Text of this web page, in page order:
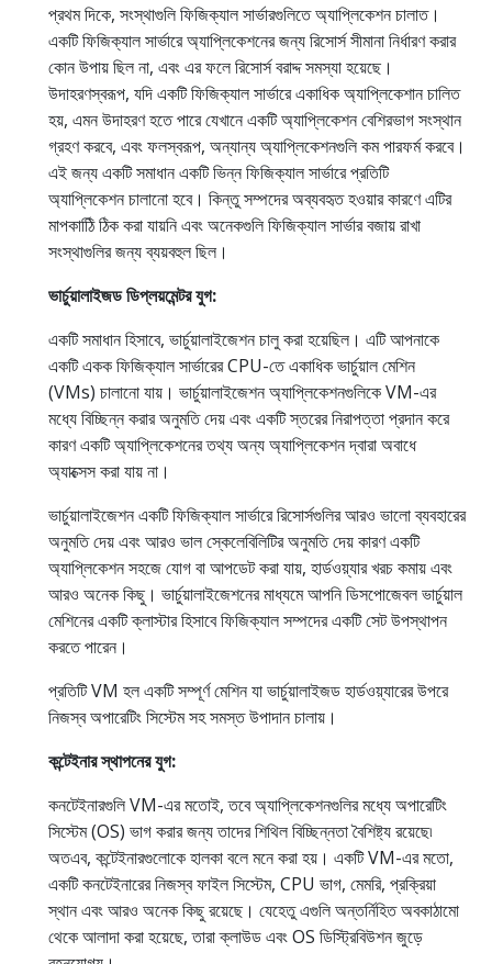
প্রথম দিকে, সংস্থাগুলি ফিজিক্যাল সার্ভারগুলিতে অ্যাপ্লিকেশন চালাত।
একটি ফিজিক্যাল সার্ভারে অ্যাপ্লিকেশনের জন্য রিসোর্স সীমানা নির্ধারণ করার
কোন উপায় ছিল না, এবং এর ফলে রিসোর্স বরাদ্দ সমস্যা হয়েছে।
উদাহরণস্বরূপ, যদি একটি ফিজিক্যাল সার্ভারে একাধিক অ্যাপ্লিকেশান চালিত
হয়, এমন উদাহরণ হতে পারে যেখানে একটি অ্যাপ্লিকেশন বেশিরভাগ সংস্থান
গ্রহণ করবে, এবং ফলস্বরূপ, অন্যান্য অ্যাপ্লিকেশনগুলি কম পারফর্ম করবে।
এই জন্য একটি সমাধান একটি ভিন্ন ফিজিক্যাল সার্ভারে প্রতিটি
অ্যাপ্লিকেশন চালানো হবে। কিন্তু সম্পদের অব্যবহৃত হওয়ার কারণে এটির
মাপকাঠিি ঠিক করা যায়নি এবং অনেকগুলি ফিজিক্যাল সার্ভার বজায় রাখা
সংস্থাগুলির জন্য ব্যয়বহুল ছিল।
ভার্চুয়ালাইজড ডিপ্লয়মেন্টর যুগ:
একটি সমাধান হিসাবে, ভার্চুয়ালাইজেশন চালু করা হয়েছিল। এটি আপনাকে
একটি একক ফিজিক্যাল সার্ভারের CPU-তে একাধিক ভার্চুয়াল মেশিন
(VMs) চালানো যায়। ভার্চুয়ালাইজেশন অ্যাপ্লিকেশনগুলিকে VM-এর
মধ্যে বিচ্ছিন্ন করার অনুমতি দেয় এবং একটি স্তরের নিরাপত্তা প্রদান করে
কারণ একটি অ্যাপ্লিকেশনের তথ্য অন্য অ্যাপ্লিকেশন দ্বারা অবাধে
অ্যাক্সেস করা যায় না।
ভার্চুয়ালাইজেশন একটি ফিজিক্যাল সার্ভারে রিসোর্সগুলির আরও ভালো ব্যবহারের
অনুমতি দেয় এবং আরও ভাল স্কেলেবিলিটির অনুমতি দেয় কারণ একটি
অ্যাপ্লিকেশন সহজে যোগ বা আপডেট করা যায়, হার্ডওয়্যার খরচ কমায় এবং
আরও অনেক কিছু। ভার্চুয়ালাইজেশনের মাধ্যমে আপনি ডিসপোজেবল ভার্চুয়াল
মেশিনের একটি ক্লাস্টার হিসাবে ফিজিক্যাল সম্পদের একটি সেট উপস্থাপন
করতে পারেন।
প্রতিটি VM হল একটি সম্পূর্ণ মেশিন যা ভার্চুয়ালাইজড হার্ডওয়্যারের উপরে
নিজস্ব অপারেটিং সিস্টেম সহ সমস্ত উপাদান চালায়।
কন্টেইনার স্থাপনের যুগ:
কনটেইনারগুলি VM-এর মতোই, তবে অ্যাপ্লিকেশনগুলির মধ্যে অপারেটিং
সিস্টেম (OS) ভাগ করার জন্য তাদের শিথিল বিচ্ছিন্নতা বৈশিষ্ট্য রয়েছে৷
অতএব, কন্টেইনারগুলোকে হালকা বলে মনে করা হয়। একটি VM-এর মতো,
একটি কনটেইনারের নিজস্ব ফাইল সিস্টেম, CPU ভাগ, মেমরি, প্রক্রিয়া
স্থান এবং আরও অনেক কিছু রয়েছে। যেহেতু এগুলি অন্তর্নিহিত অবকাঠামো
থেকে আলাদা করা হয়েছে, তারা ক্লাউড এবং OS ডিস্ট্রিবিউশন জুড়ে